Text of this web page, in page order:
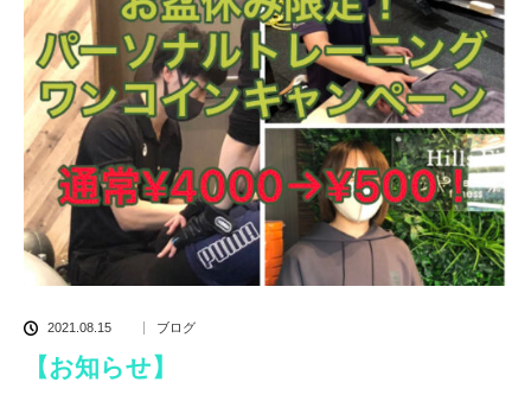
2021.08.15 ブログ
【お知らせ】